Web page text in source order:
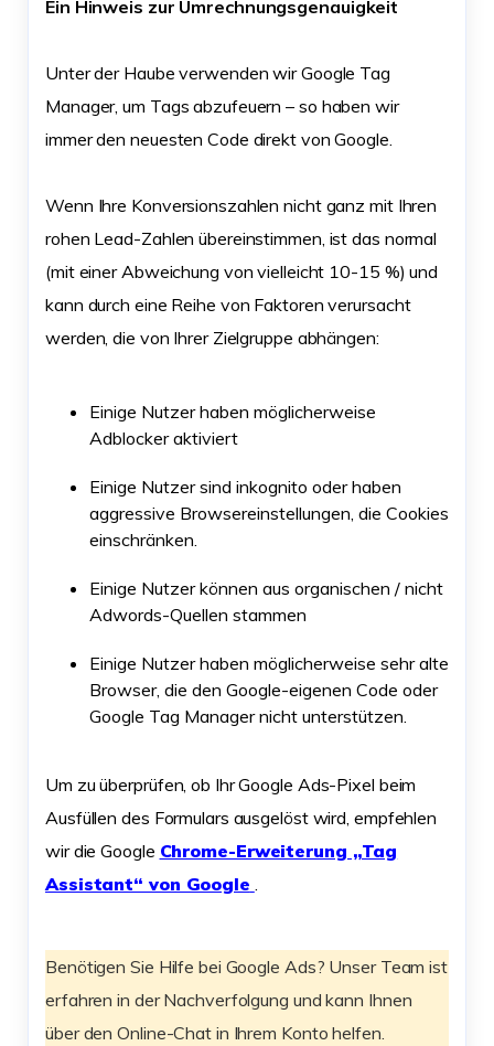
Ein Hinweis zur Umrechnungsgenauigkeit
Unter der Haube verwenden wir Google Tag
Manager, um Tags abzufeuern – so haben wir
immer den neuesten Code direkt von Google.
Wenn Ihre Konversionszahlen nicht ganz mit Ihren
rohen Lead-Zahlen übereinstimmen, ist das normal
(mit einer Abweichung von vielleicht 10-15 %) und
kann durch eine Reihe von Faktoren verursacht
werden, die von Ihrer Zielgruppe abhängen:
Einige Nutzer haben möglicherweise
Adblocker aktiviert
Einige Nutzer sind inkognito oder haben
aggressive Browsereinstellungen, die Cookies
einschränken.
Einige Nutzer können aus organischen / nicht
Adwords-Quellen stammen
Einige Nutzer haben möglicherweise sehr alte
Browser, die den Google-eigenen Code oder
Google Tag Manager nicht unterstützen.
Um zu überprüfen, ob Ihr Google Ads-Pixel beim
Ausfüllen des Formulars ausgelöst wird, empfehlen
wir die Google Chrome-Erweiterung „Tag
Assistant“ von Google .
Benötigen Sie Hilfe bei Google Ads? Unser Team ist
erfahren in der Nachverfolgung und kann Ihnen
über den Online-Chat in Ihrem Konto helfen.